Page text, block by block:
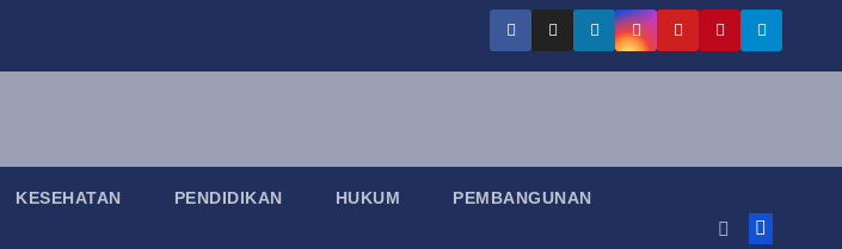
KESEHATAN PENDIDIKAN HUKUM PEMBANGUNAN